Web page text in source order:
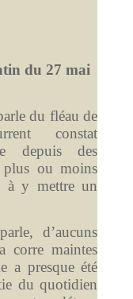
du 27 mai
du fléau de
constat
depuis des
plus ou moins
à y mettre un
d’aucuns
corre maintes
a presque été
du quotidien